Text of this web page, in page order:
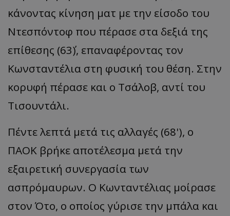
κάνοντας κίνηση ματ με την είσοδο του
Ντεσπόντοφ που πέρασε στα δεξιά της
επίθεσης (63΄), επαναφέροντας τον
Κωνσταντέλια στη φυσική του θέση. Στην
κορυφή πέρασε και ο Τσάλοβ, αντί του
Τισουντάλι.
Πέντε λεπτά μετά τις αλλαγές (68'), ο
ΠΑΟΚ βρήκε αποτέλεσμα μετά την
εξαιρετική συνεργασία των
ασπρόμαυρων. Ο Κωνταντέλιας μοίρασε
στον Ότο, ο οποίος γύρισε την μπάλα και